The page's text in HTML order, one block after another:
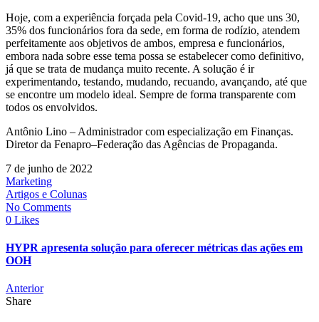
Hoje, com a experiência forçada pela Covid-19, acho que uns 30,
35% dos funcionários fora da sede, em forma de rodízio, atendem
perfeitamente aos objetivos de ambos, empresa e funcionários,
embora nada sobre esse tema possa se estabelecer como definitivo,
já que se trata de mudança muito recente. A solução é ir
experimentando, testando, mudando, recuando, avançando, até que
se encontre um modelo ideal. Sempre de forma transparente com
todos os envolvidos.
Antônio Lino – Administrador com especialização em Finanças.
Diretor da Fenapro–Federação das Agências de Propaganda.
7 de junho de 2022
Marketing
Artigos e Colunas
No Comments
0 Likes
HYPR apresenta solução para oferecer métricas das ações em
OOH
Anterior
Share